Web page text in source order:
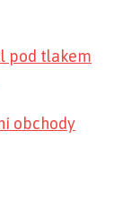
pod tlakem
obchody